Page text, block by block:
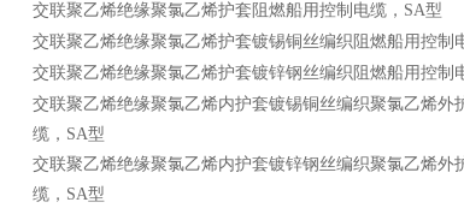
交联聚乙烯绝缘聚氯乙烯护套阻燃船用控制电缆，SA型
交联聚乙烯绝缘聚氯乙烯护套镀锡铜丝编织阻燃船用控制
交联聚乙烯绝缘聚氯乙烯护套镀锌钢丝编织阻燃船用控制
交联聚乙烯绝缘聚氯乙烯内护套镀锡铜丝编织聚氯乙烯外
缆，SA型
交联聚乙烯绝缘聚氯乙烯内护套镀锌钢丝编织聚氯乙烯外
缆，SA型